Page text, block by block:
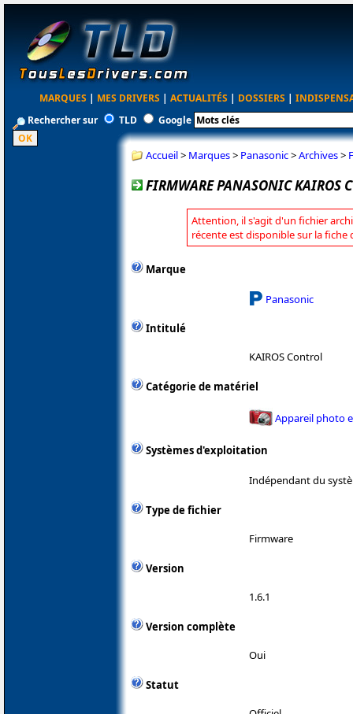
MARQUES | MES DRIVERS | ACTUALITÉS | DOSSIERS |
Rechercher sur
TLD Google
Accueil> Marques> Panasonic>Archives>
FIRMWARE PANASONIC KAIROS
Attention, il s'agit d'un fichier
récente est disponible sur la fiche
Marque
Panasonic
Intitulé
KAIROS Control
Catégorie de matériel
Appareil photo
Systèmes d'exploitation
Indépendant du
Type de fichier
Firmware
Version
1.6.1
Version complète
Oui
Statut